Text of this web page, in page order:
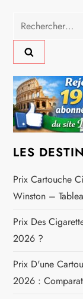
g
a
t
i
o
n
d
e
l
’
Rechercher :
LES
Prix Cartouche
Winston –
Prix Des
2026 ?
Prix D'une
2026 :